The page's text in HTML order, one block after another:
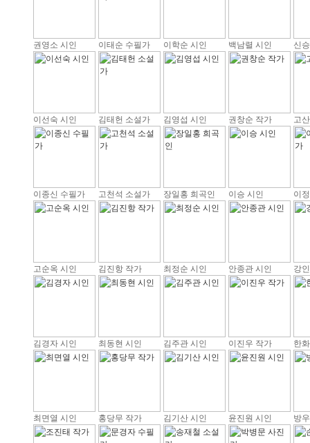
권영소 시인 이태순 수필가 이학순 시인 백남렬 시인 신
이선숙 시인 김태헌 소설가 김영섭 시인 권창순 작가 고
이종신 수필가 고천석 소설가 장일홍 희곡인 이승 시인 이
고순옥 시인 김진항 작가 최정순 시인 안종관 시인 강
김경자 시인 최동현 시인 김주관 시인 이진우 작가 한
최면열 시인 홍당무 작가 김기산 시인 윤진원 시인 방